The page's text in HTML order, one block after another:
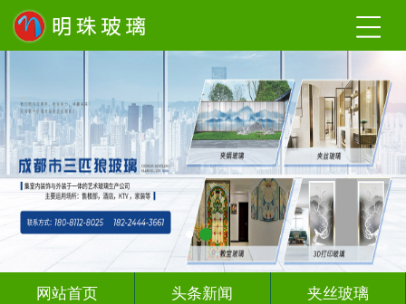
网站首页 头条新闻 夹丝玻璃